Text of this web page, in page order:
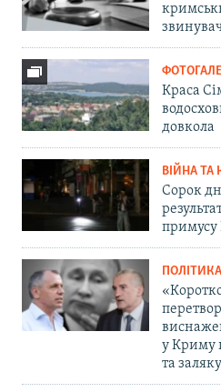
Краса
довкола
ВІЙНА ТА
Сорок
примусу
ПОЛІТИКА
у Криму
та